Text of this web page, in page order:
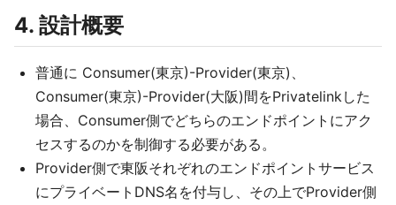
4. 設計概要
普通に Consumer(東京)-Provider(東京)、
Consumer(東京)-Provider(大阪)間をPrivatelinkした
場合、Consumer側でどちらのエンドポイントにアク
セスするのかを制御する必要がある。
Provider側で東阪それぞれのエンドポイントサービス
にプライベートDNS名を付与し、その上でProvider側